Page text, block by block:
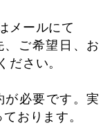
メールにて
希望日、お
ださい。
必要です。実
おります。